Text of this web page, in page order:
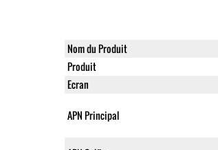
Nom du Produit
Produit
Ecran
APN Principal